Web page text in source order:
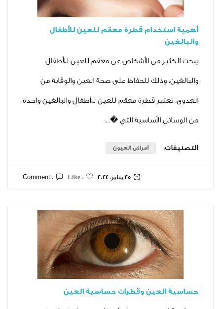
قطرة معقم للعين للأطفال
من الأشخاص عن معقم للعين للأطفال
وذلك للحفاظ على صحة العين والوقاية من
قطرة معقم للعين للأطفال والبالغين واحدة
الأساسية التي �...
أمراض العيون
0 Like
0 Comment
وقطرات حساسية العين